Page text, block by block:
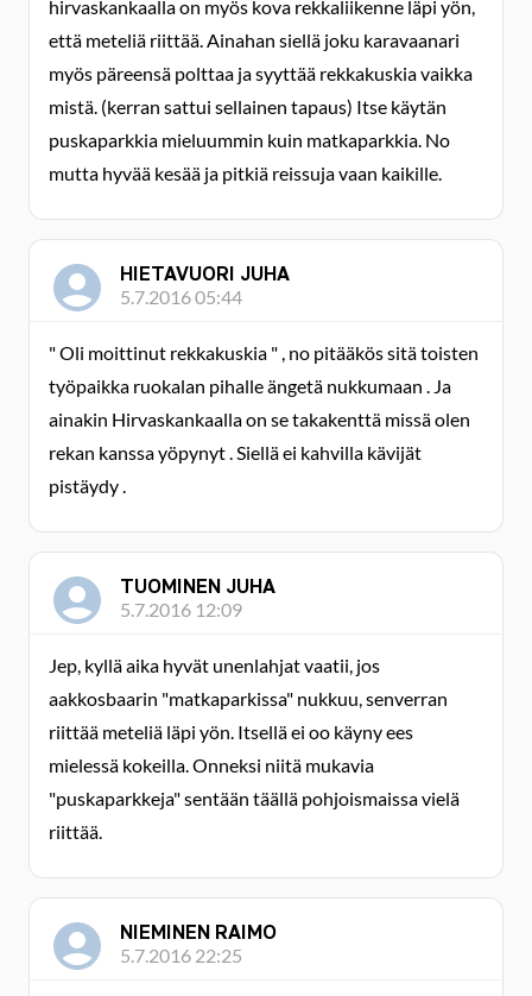
hirvaskankaalla on myös kova rekkaliikenne läpi yön,
että meteliä riittää. Ainahan siellä joku karavaanari
myös päreensä polttaa ja syyttää rekkakuskia vaikka
mistä. (kerran sattui sellainen tapaus) Itse käytän
puskaparkkia mieluummin kuin matkaparkkia. No
mutta hyvää kesää ja pitkiä reissuja vaan kaikille.
HIETAVUORI JUHA
5.7.2016 05:44
" Oli moittinut rekkakuskia " , no pitääkös sitä toisten
työpaikka ruokalan pihalle ängetä nukkumaan . Ja
ainakin Hirvaskankaalla on se takakenttä missä olen
rekan kanssa yöpynyt . Siellä ei kahvilla kävijät
pistäydy .
TUOMINEN JUHA
5.7.2016 12:09
Jep, kyllä aika hyvät unenlahjat vaatii, jos
aakkosbaarin "matkaparkissa" nukkuu, senverran
riittää meteliä läpi yön. Itsellä ei oo käyny ees
mielessä kokeilla. Onneksi niitä mukavia
"puskaparkkeja" sentään täällä pohjoismaissa vielä
riittää.
NIEMINEN RAIMO
5.7.2016 22:25